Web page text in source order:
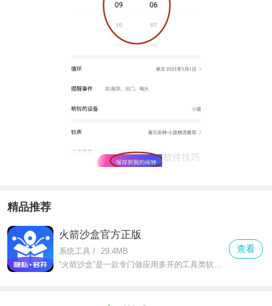
精品推荐
火箭沙盒官方正版
系统工具 /
29.4MB
“火箭沙盒”是一款专门做应用多开的工具类软件，不管是微信、qq这类社交软件，还是抖音、淘宝这类娱乐购物app，都能轻松实现双开甚至多开。对于需要工作生活账号分开的人来说，它就是刚需工具。
查看